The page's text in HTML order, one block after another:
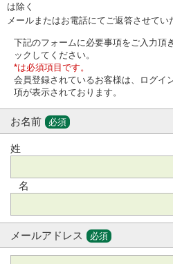
は除く
メールまたはお電話にてご返答させてい
下記のフォームに必要事項をご入力頂
ックしてください。
*は必須項目です。
会員登録されているお客様は、ログイ
項が表示されております。
お名前 必須
姓
名
メールアドレス 必須